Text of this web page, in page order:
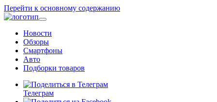
Перейти к основному содержанию
Новости
Обзоры
Смартфоны
Авто
Подборки товаров
Телеграм